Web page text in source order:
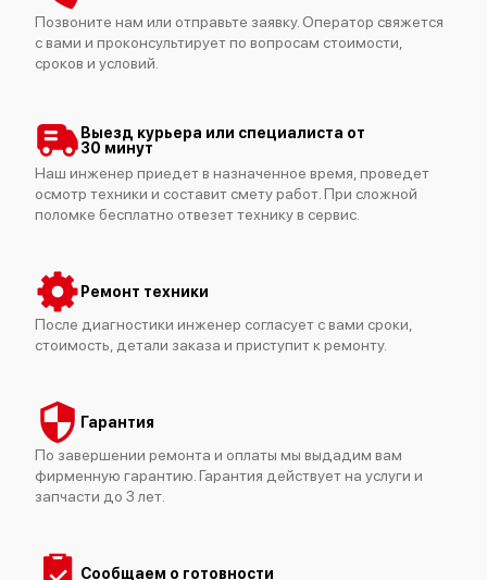
Позвоните нам или отправьте заявку. Оператор свяжется
с вами и проконсультирует по вопросам стоимости,
сроков и условий.
Выезд курьера или специалиста от
30 минут
Наш инженер приедет в назначенное время, проведет
осмотр техники и составит смету работ. При сложной
поломке бесплатно отвезет технику в сервис.
Ремонт техники
После диагностики инженер согласует с вами сроки,
стоимость, детали заказа и приступит к ремонту.
Гарантия
По завершении ремонта и оплаты мы выдадим вам
фирменную гарантию. Гарантия действует на услуги и
запчасти до 3 лет.
Сообщаем о готовности